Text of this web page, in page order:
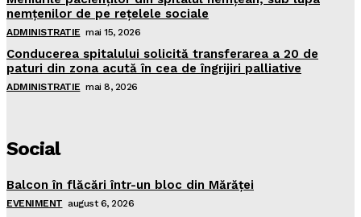
nemţenilor de pe reţelele sociale
ADMINISTRATIE mai 15, 2026
Conducerea spitalului solicită transferarea a 20 de
paturi din zona acută în cea de îngrijiri palliative
ADMINISTRATIE mai 8, 2026
Social
Balcon în flăcări într-un bloc din Mărăţei
EVENIMENT august 6, 2026